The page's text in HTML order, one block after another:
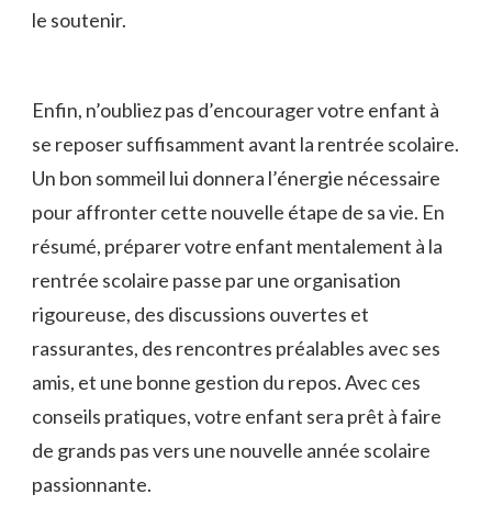
le soutenir.
Enfin,‍ n’oubliez ‌pas d’encourager votre enfant ‌à
se reposer suffisamment avant la rentrée scolaire.
Un bon sommeil lui donnera l’énergie nécessaire
pour affronter cette nouvelle étape de sa vie. En
résumé, ⁣préparer votre enfant mentalement à la
rentrée scolaire passe par une organisation
rigoureuse, des discussions ouvertes‌ et
rassurantes, des rencontres préalables avec ses
amis, et⁢ une bonne gestion du ⁤repos. Avec ces
conseils pratiques, votre enfant sera prêt à faire
de grands pas vers une nouvelle année scolaire
passionnante.